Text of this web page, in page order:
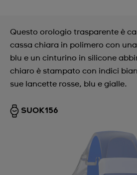
Questo orologio trasparente è
cassa chiara in polimero con
blu e un cinturino in silicone
chiaro è stampato con indici
sue lancette rosse, blu e gialle.
SUOK156